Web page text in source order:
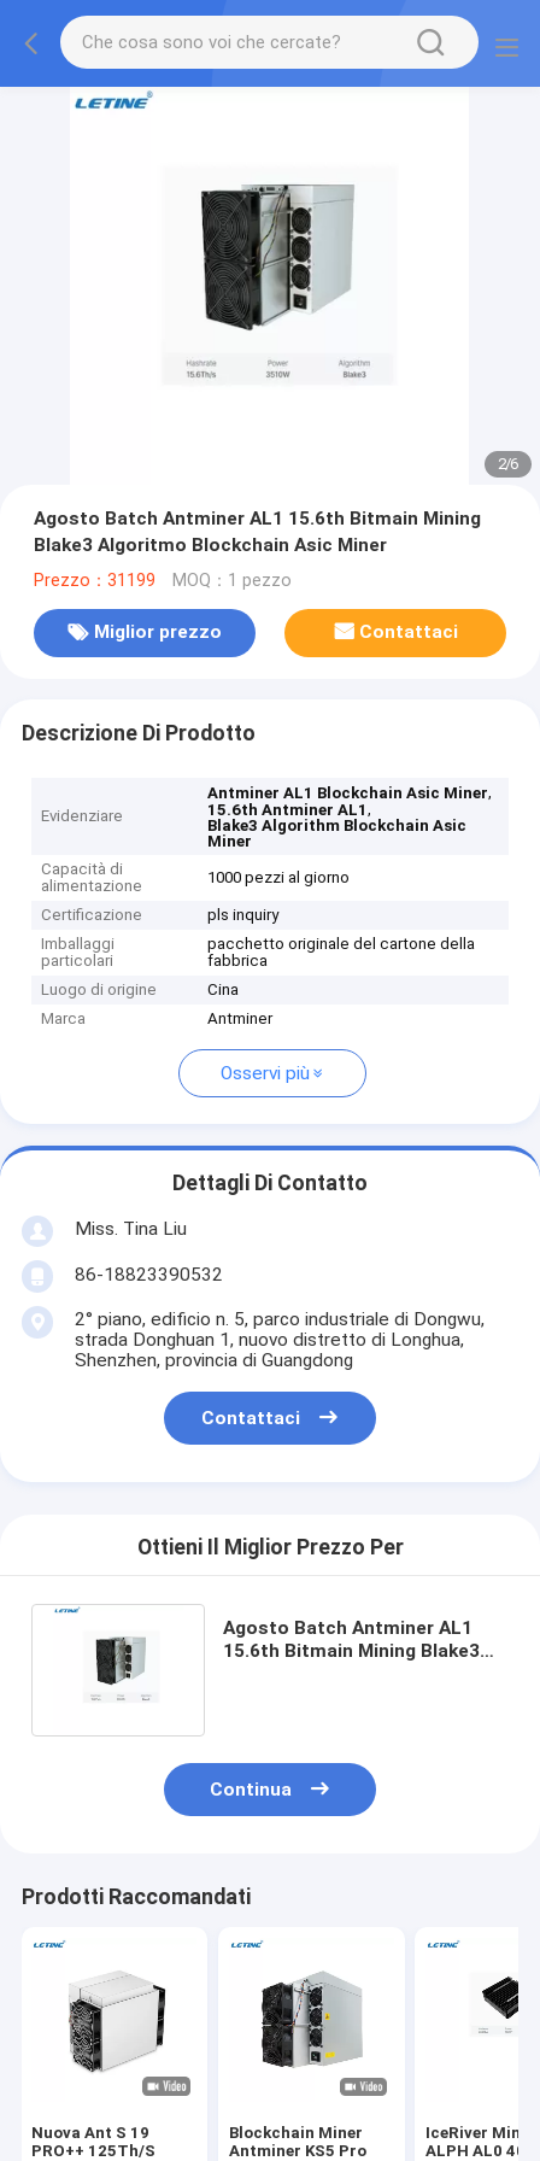
2/6
Agosto Batch Antminer AL1 15.6th Bitmain Mining
Blake3 Algoritmo Blockchain Asic Miner
Prezzo：31199 MOQ：1 pezzo
Miglior prezzo Contattaci
Descrizione Di Prodotto
Evidenziare
Antminer AL1 Blockchain Asic Miner,
15.6th Antminer AL1,
Blake3 Algorithm Blockchain Asic
Miner
Capacità di
alimentazione
1000 pezzi al giorno
Certificazione
pls inquiry
Imballaggi
particolari
pacchetto originale del cartone della
fabbrica
Luogo di origine
Cina
Marca
Antminer
Osservi più
Dettagli Di Contatto
Miss. Tina Liu
86-18823390532
2° piano, edificio n. 5, parco industriale di Dongwu,
strada Donghuan 1, nuovo distretto di Longhua,
Shenzhen, provincia di Guangdong
Contattaci
Ottieni Il Miglior Prezzo Per
Agosto Batch Antminer AL1
15.6th Bitmain Mining Blake3
Continua
Prodotti Raccomandati
Nuova Ant S 19
PRO++ 125Th/S
Blockchain Miner
Antminer KS5 Pro
IceRiver
ALPH AL0